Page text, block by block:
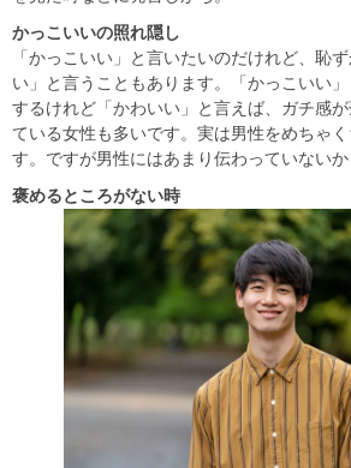
かっこいいの照れ隠し
「かっこいい」と言いたいのだけれど、恥
い」と言うこともあります。「かっこいい
するけれど「かわいい」と言えば、ガチ感
ている女性も多いです。実は男性をめちゃ
す。ですが男性にはあまり伝わっていないか
褒めるところがない時